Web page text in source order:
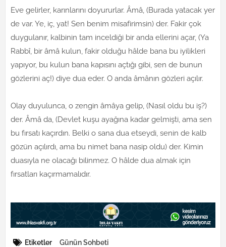
Eve gelirler, karınlarını doyururlar. Âmâ, (Burada yatacak yer
de var. Ye, iç, yat! Sen benim misafirimsin) der. Fakir çok
duygulanır, kalbinin tam inceldiği bir anda ellerini açar, (Ya
Rabbî, bir âmâ kulun, fakir olduğu hâlde bana bu iyilikleri
yapıyor, bu kulun bana kapısını açtığı gibi, sen de bunun
gözlerini aç!) diye dua eder. O anda âmânın gözleri açılır.
Olay duyulunca, o zengin âmâya gelip, (Nasıl oldu bu iş?)
der. Âmâ da, (Devlet kuşu ayağına kadar gelmişti, ama sen
bu fırsatı kaçırdın. Belki o sana dua etseydi, senin de kalb
gözün açılırdı, ama bu nimet bana nasip oldu) der. Kimin
duasıyla ne olacağı bilinmez. O hâlde dua almak için
fırsatları kaçırmamalıdır.
Etiketler Günün Sohbeti